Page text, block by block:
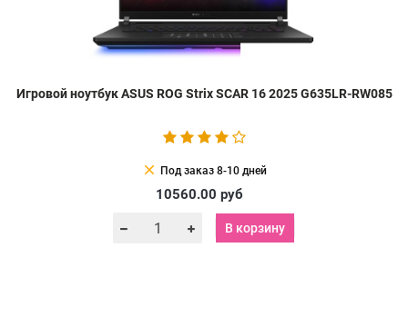
Игровой ноутбук ASUS ROG Strix SCAR 16 2025 G635LR-RW085
clear Под заказ 8-10 дней
10560.00 руб
В корзину